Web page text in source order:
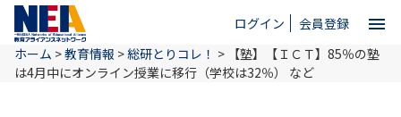
ログイン 会員登録 menu
ホーム >教育情報 >総研とりコレ！ > 【塾】【ＩＣＴ】85％の塾
は4月中にオンライン授業に移行（学校は32％） など